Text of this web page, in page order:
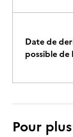
Date de
possible
Pour